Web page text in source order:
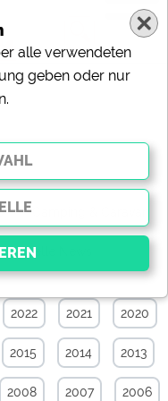
Aktuelle News
2022 2021 2020
2015 2014 2013
2008 2007 2006
alle verwendeten
geben oder nur
der
.